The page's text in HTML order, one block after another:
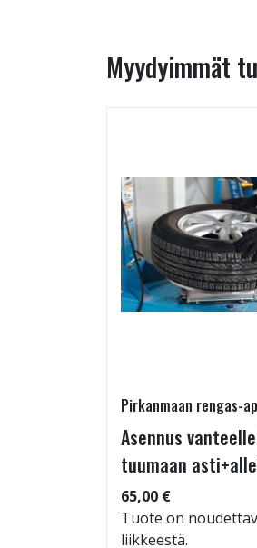
Myydyimmät
Pirkanmaan rengas-
Asennus
tuumaan
65,00 €
Tuote on
liikkeestä.